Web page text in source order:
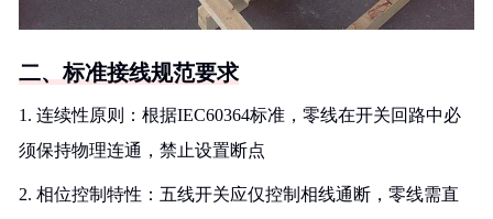
二、标准接线规范要求
1. 连续性原则：根据IEC60364标准，零线在开关回路中必
须保持物理连通，禁止设置断点
2. 相位控制特性：五线开关应仅控制相线通断，零线需直